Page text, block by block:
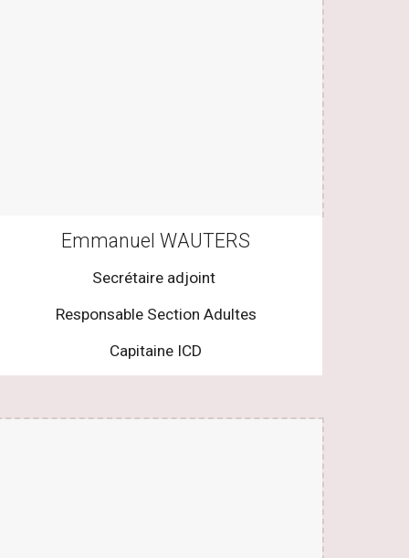
Emmanuel WAUTERS
Secrétaire adjoint
Responsable Section Adultes
Capitaine ICD